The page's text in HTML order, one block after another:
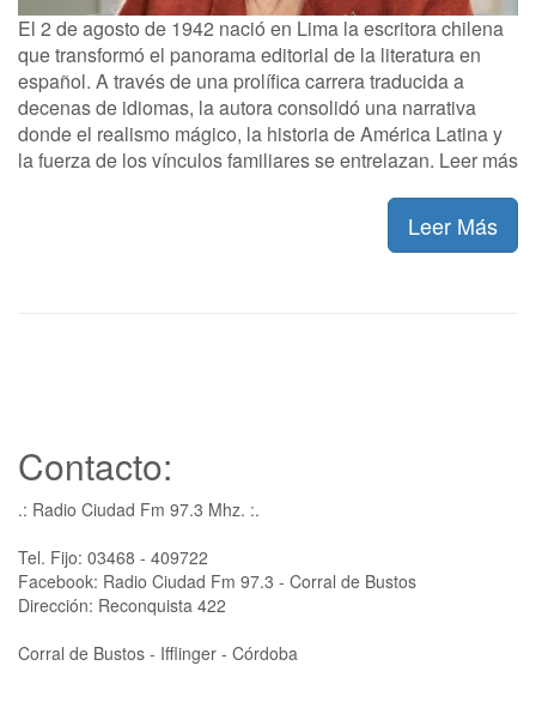
El 2 de agosto de 1942 nació en Lima la escritora chilena
que transformó el panorama editorial de la literatura en
español. A través de una prolífica carrera traducida a
decenas de idiomas, la autora consolidó una narrativa
donde el realismo mágico, la historia de América Latina y
la fuerza de los vínculos familiares se entrelazan. Leer más
Leer Más
Contacto:
.: Radio Ciudad Fm 97.3 Mhz. :.
Tel. Fijo: 03468 - 409722
Facebook: Radio Ciudad Fm 97.3 - Corral de Bustos
Dirección: Reconquista 422
Corral de Bustos - Ifflinger - Córdoba